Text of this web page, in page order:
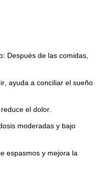
Después de las comidas,
ayuda a conciliar el sueño
el dolor.
moderadas y bajo
espasmos y mejora la